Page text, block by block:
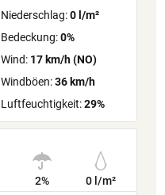
Niederschlag:0 l/m²
Bedeckung:0%
Wind: 17 km/h (NO)
Windböen:36 km/h
Luftfeuchtigkeit:29%
2% 0 l/m²